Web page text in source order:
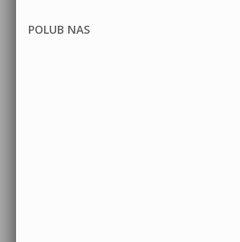
POLUB NAS